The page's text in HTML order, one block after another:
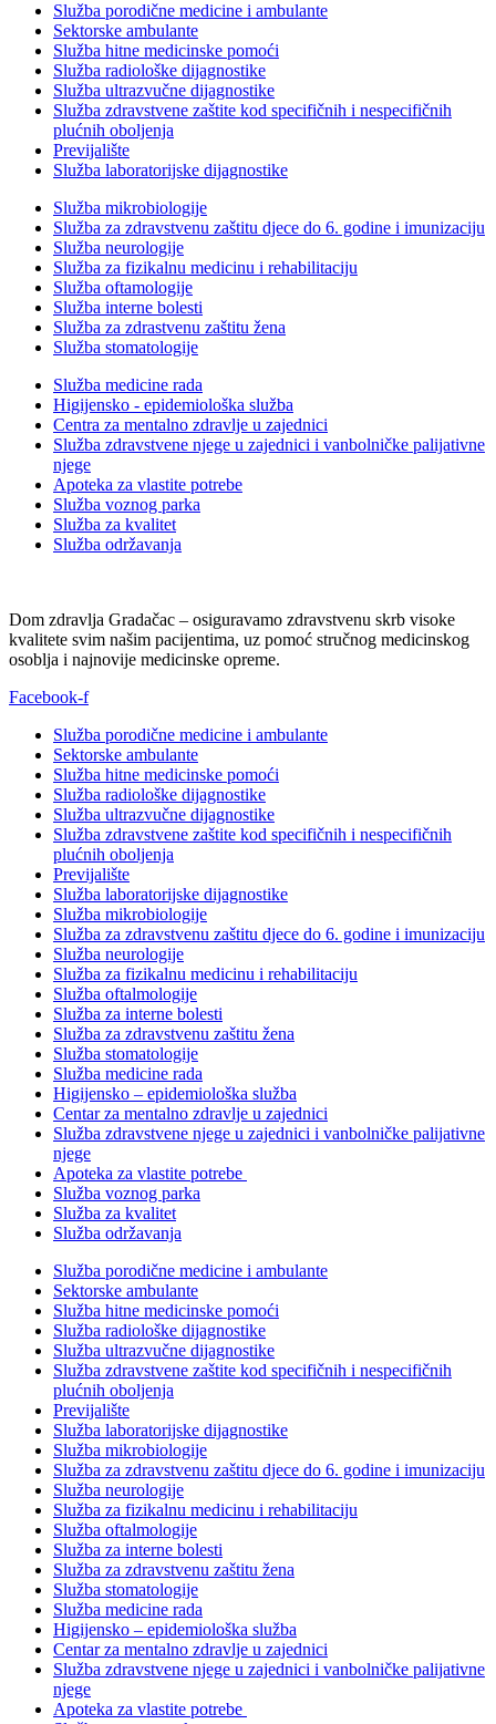
Služba porodične medicine i ambulante
Sektorske ambulante
Služba hitne medicinske pomoći
Služba radiološke dijagnostike
Služba ultrazvučne dijagnostike
Služba zdravstvene zaštite kod specifičnih i nespecifičnih
plućnih oboljenja
Previjalište
Služba laboratorijske dijagnostike
Služba mikrobiologije
Služba za zdravstvenu zaštitu djece do 6. godine i imunizaciju
Služba neurologije
Služba za fizikalnu medicinu i rehabilitaciju
Služba oftamologije
Služba interne bolesti
Služba za zdrastvenu zaštitu žena
Služba stomatologije
Služba medicine rada
Higijensko - epidemiološka služba
Centra za mentalno zdravlje u zajednici
Služba zdravstvene njege u zajednici i vanbolničke palijativne
njege
Apoteka za vlastite potrebe
Služba voznog parka
Služba za kvalitet
Služba održavanja
Dom zdravlja Gradačac – osiguravamo zdravstvenu skrb visoke
kvalitete svim našim pacijentima, uz pomoć stručnog medicinskog
osoblja i najnovije medicinske opreme.
Facebook-f
Služba porodične medicine i ambulante
Sektorske ambulante
Služba hitne medicinske pomoći
Služba radiološke dijagnostike
Služba ultrazvučne dijagnostike
Služba zdravstvene zaštite kod specifičnih i nespecifičnih
plućnih oboljenja
Previjalište
Služba laboratorijske dijagnostike
Služba mikrobiologije
Služba za zdravstvenu zaštitu djece do 6. godine i imunizaciju
Služba neurologije
Služba za fizikalnu medicinu i rehabilitaciju
Služba oftalmologije
Služba za interne bolesti
Služba za zdravstvenu zaštitu žena
Služba stomatologije
Služba medicine rada
Higijensko – epidemiološka služba
Centar za mentalno zdravlje u zajednici
Služba zdravstvene njege u zajednici i vanbolničke palijativne
njege
Apoteka za vlastite potrebe
Služba voznog parka
Služba za kvalitet
Služba održavanja
Služba porodične medicine i ambulante
Sektorske ambulante
Služba hitne medicinske pomoći
Služba radiološke dijagnostike
Služba ultrazvučne dijagnostike
Služba zdravstvene zaštite kod specifičnih i nespecifičnih
plućnih oboljenja
Previjalište
Služba laboratorijske dijagnostike
Služba mikrobiologije
Služba za zdravstvenu zaštitu djece do 6. godine i imunizaciju
Služba neurologije
Služba za fizikalnu medicinu i rehabilitaciju
Služba oftalmologije
Služba za interne bolesti
Služba za zdravstvenu zaštitu žena
Služba stomatologije
Služba medicine rada
Higijensko – epidemiološka služba
Centar za mentalno zdravlje u zajednici
Služba zdravstvene njege u zajednici i vanbolničke palijativne
njege
Apoteka za vlastite potrebe